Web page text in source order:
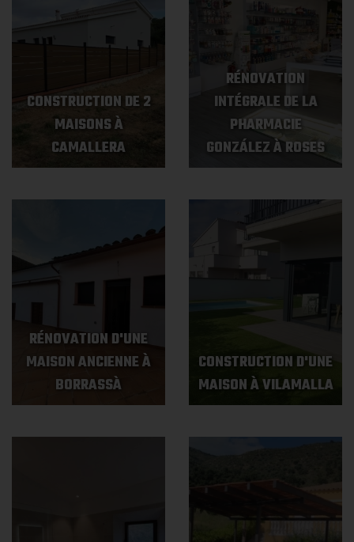
CONSTRUCTION DE 2
MAISONS À
CAMALLERA
RÉNOVATION
INTÉGRALE DE LA
PHARMACIE
GONZÁLEZ À ROSES
RÉNOVATION D'UNE
MAISON ANCIENNE À
BORRASSÀ
CONSTRUCTION D'UNE
MAISON À VILAMALLA